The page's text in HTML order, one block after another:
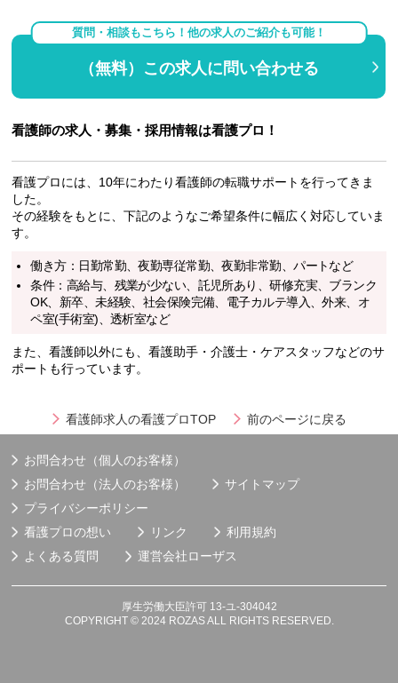
質問・相談もこちら！他の求人のご紹介も可能！
（無料）この求人に問い合わせる
看護師の求人・募集・採用情報は看護プロ！
看護プロには、10年にわたり看護師の転職サポートを行ってきま
した。
その経験をもとに、下記のようなご希望条件に幅広く対応していま
す。
働き方：日勤常勤、夜勤専従常勤、夜勤非常勤、パートなど
条件：高給与、残業が少ない、託児所あり、研修充実、ブランク
OK、新卒、未経験、社会保険完備、電子カルテ導入、外来、オ
ペ室(手術室)、透析室など
また、看護師以外にも、看護助手・介護士・ケアスタッフなどのサ
ポートも行っています。
看護師求人の看護プロTOP 前のページに戻る
お問合わせ（個人のお客様）
お問合わせ（法人のお客様）
サイトマップ
プライバシーポリシー
看護プロの想い
リンク
利用規約
よくある質問
運営会社ローザス
厚生労働大臣許可 13-ユ-304042
COPYRIGHT © 2024 ROZAS ALL RIGHTS RESERVED.